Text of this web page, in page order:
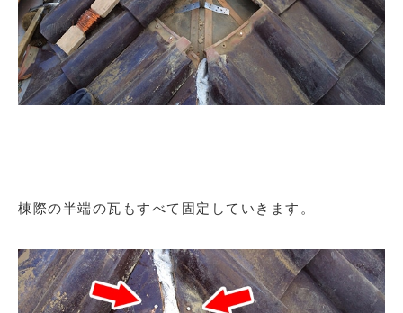
棟際の半端の瓦もすべて固定していきます。